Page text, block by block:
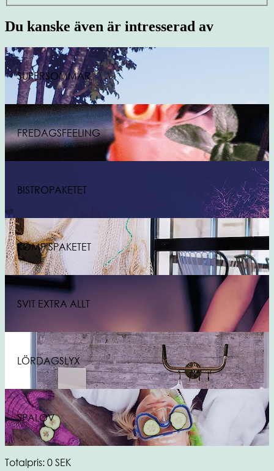
Du kanske även är intresserad av
SUPERSOMMAR
FREDAGSFEELING
BISTROPAKETET
KOMPISPAKETET
SVIT EXTRA ALLT
LÖRDAGSLYX
SPALOV
Totalpris:0SEK